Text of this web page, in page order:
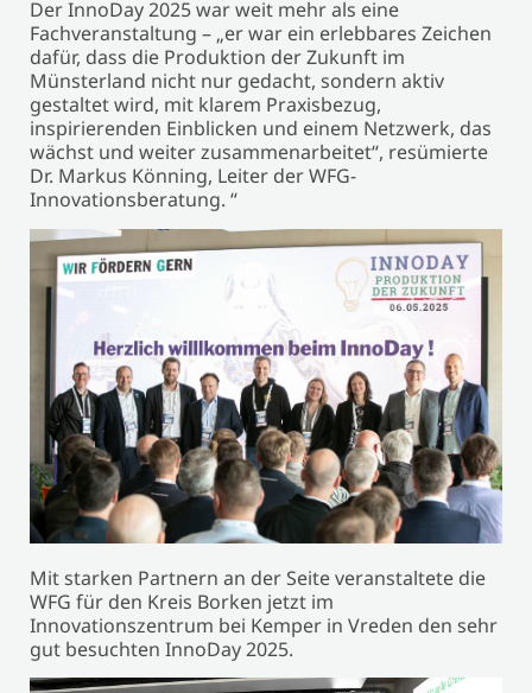
Der InnoDay 2025 war weit mehr als eine
Fachveranstaltung – „er war ein erlebbares Zeichen
dafür, dass die Produktion der Zukunft im
Münsterland nicht nur gedacht, sondern aktiv
gestaltet wird, mit klarem Praxisbezug,
inspirierenden Einblicken und einem Netzwerk, das
wächst und weiter zusammenarbeitet“, resümierte
Dr. Markus Könning, Leiter der WFG-
Innovationsberatung. “
Mit starken Partnern an der Seite veranstaltete die
WFG für den Kreis Borken jetzt im
Innovationszentrum bei Kemper in Vreden den sehr
gut besuchten InnoDay 2025.